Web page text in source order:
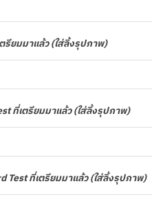
รียมมาแล้ว (ใส่ลิ้งรุปภาพ)
ที่เตรียมมาแล้ว (ใส่ลิ้งรุปภาพ)
Test ที่เตรียมมาแล้ว (ใส่ลิ้งรุปภาพ)